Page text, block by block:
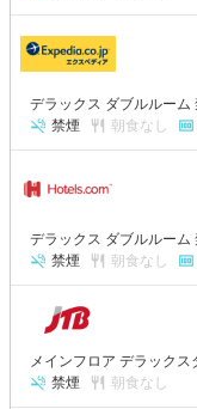
デラックス ダブルルーム
禁煙
朝食なし
デラックス ダブルルーム
禁煙
朝食なし
メインフロア デラック
禁煙
朝食なし